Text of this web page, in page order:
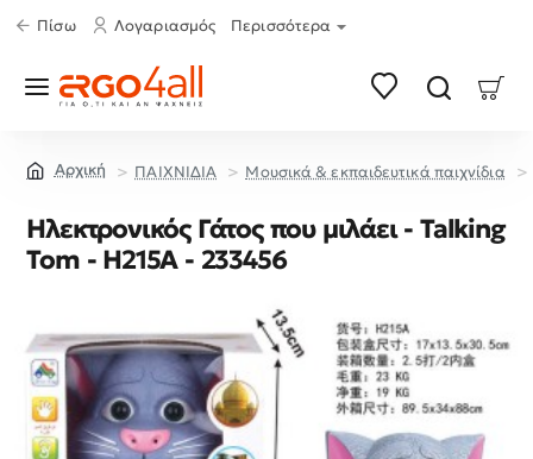
Πίσω Λογαριασμός Περισσότερα
ΠΑΙΧΝΙΔΙΑ Μουσικά & εκπαιδευτικά παιχνίδια
Ηλεκτρονικός Γάτος που μιλάει - Talking
Tom - H215A - 233456